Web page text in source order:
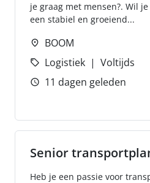
je graag met mensen?. Wil
een stabiel en groeiend...
BOOM
Logistiek
Voltijds
11 dagen geleden
Senior
Heb je een passie voor